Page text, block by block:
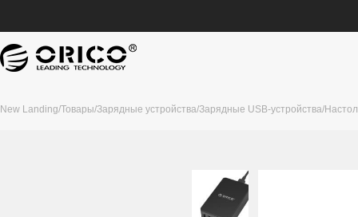
New Landing/Товары/Зарядные устройства/Зарядные USB-устройства/